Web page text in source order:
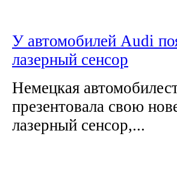
У автомобилей Audi
лазерный сенсор
Немецкая
презентовала свою
лазерный сенсор,...